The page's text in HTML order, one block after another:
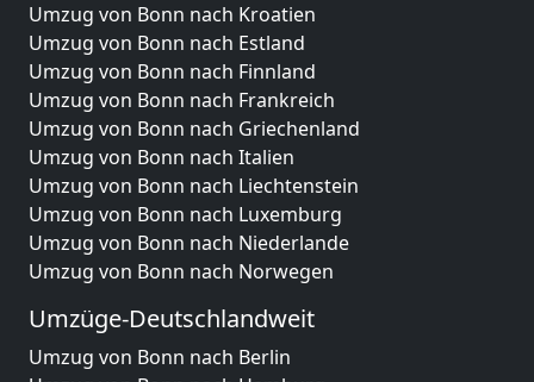
Umzug von Bonn nach Kroatien
Umzug von Bonn nach Estland
Umzug von Bonn nach Finnland
Umzug von Bonn nach Frankreich
Umzug von Bonn nach Griechenland
Umzug von Bonn nach Italien
Umzug von Bonn nach Liechtenstein
Umzug von Bonn nach Luxemburg
Umzug von Bonn nach Niederlande
Umzug von Bonn nach Norwegen
Umzüge-Deutschlandweit
Umzug von Bonn nach Berlin